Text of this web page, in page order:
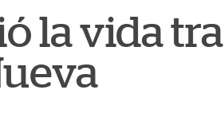
la vida